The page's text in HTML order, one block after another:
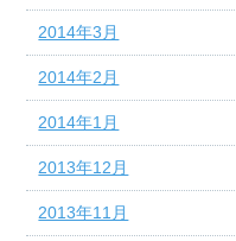
2014年3月
2014年2月
2014年1月
2013年12月
2013年11月